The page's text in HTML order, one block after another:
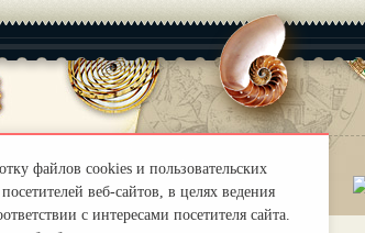
файлов cookies и пользовательских
веб-сайтов, в целях ведения
с интересами посетителя сайта.